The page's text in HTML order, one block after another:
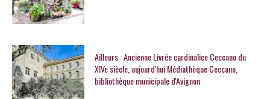
Ailleurs : Ancienne Livrée cardinalice Ceccano du
XIVe siècle, aujourd'hui Médiathèque Ceccano,
bibliothèque municipale d'Avignon